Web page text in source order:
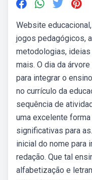
Website
jogos pedagógicos,
metodologias,
mais. O dia da
para integrar o
no currículo da
sequência de
uma excelente
significativas para
inicial do nome para
redação. Que tal
alfabetização e